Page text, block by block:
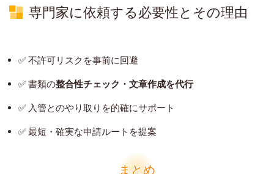
専門家に依頼する必要性とその理由
✅ 不許可リスクを事前に回避
✅ 書類の整合性チェック・文章作成を代行
✅ 入管とのやり取りを的確にサポート
✅ 最短・確実な申請ルートを提案
まとめ